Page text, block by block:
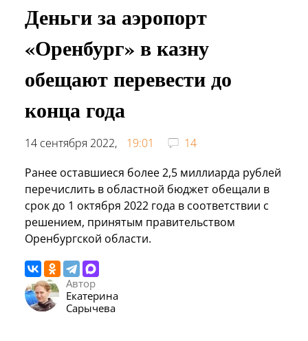
Деньги за аэропорт
«Оренбург» в казну
обещают перевести до
конца года
14 сентября 2022, 19:01
14
Ранее оставшиеся более 2,5 миллиарда рублей
перечислить в областной бюджет обещали в
срок до 1 октября 2022 года в соответствии с
решением, принятым правительством
Оренбургской области.
Автор
Екатерина
Сарычева